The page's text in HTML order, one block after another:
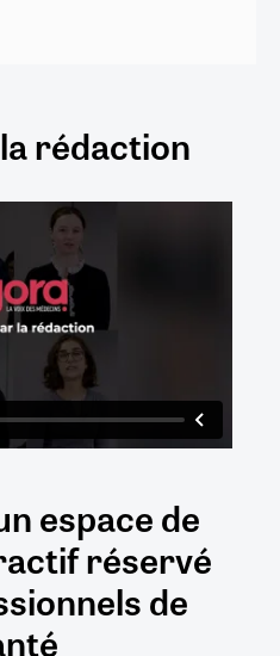
rédaction
espace de
réservé
de